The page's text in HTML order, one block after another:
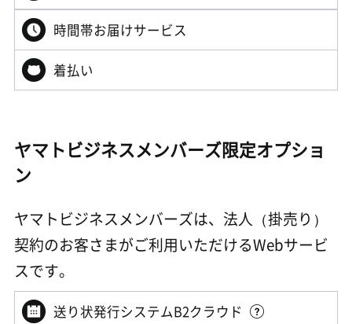
時間帯お届けサービス
着払い
ヤマトビジネスメンバーズ限定オプショ
ン
ヤマトビジネスメンバーズは、法人（掛売り）
契約のお客さまがご利用いただけるWebサービ
スです。
送り状発行システムB2クラウド